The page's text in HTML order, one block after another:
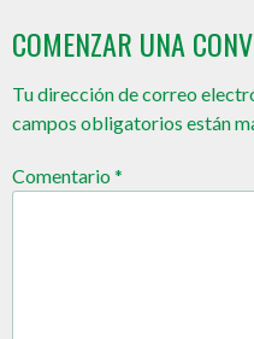
COMENZAR UNA
Tu dirección de correo
campos obligatorios están
Comentario*